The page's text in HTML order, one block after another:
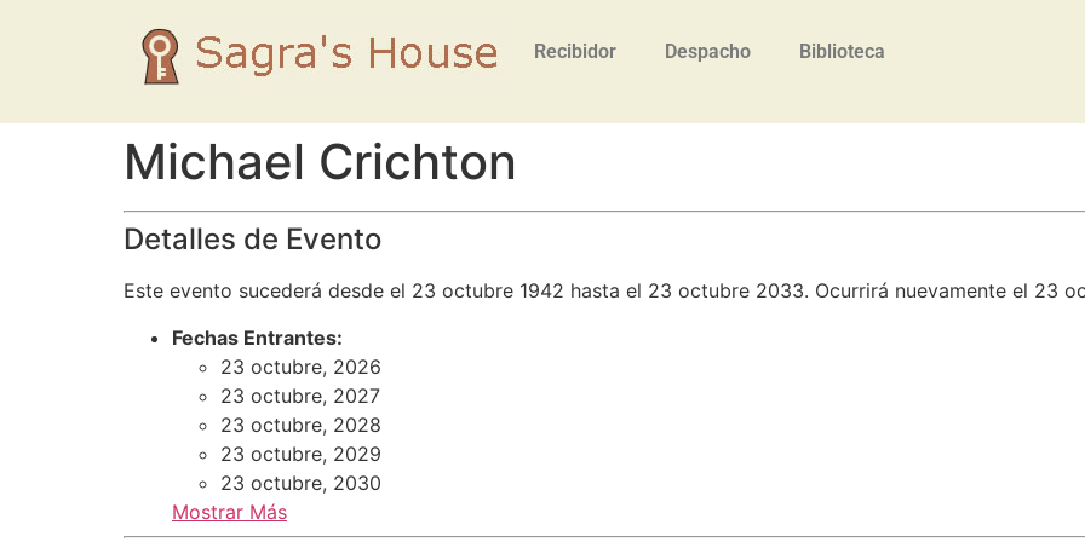
Recibidor Despacho Biblioteca
Michael Crichton
Detalles de Evento
Este evento sucederá desde el 23 octubre 1942 hasta el 23 octubre 2033. Ocurrirá nuevamente el 23
Fechas Entrantes:
23 octubre, 2026
23 octubre, 2027
23 octubre, 2028
23 octubre, 2029
23 octubre, 2030
Mostrar Más